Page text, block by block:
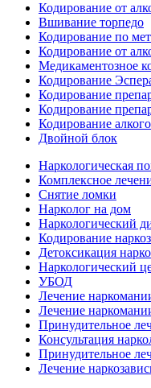
Кодирование от
Вшивание торпедо
Кодирование по
Кодирование от
Медикаментозное
Кодирование
Кодирование
Кодирование
Кодирование
Двойной блок
Наркологическая
Комплексное
Снятие ломки
Нарколог на дом
Наркологический
Кодирование
Детоксикация
Наркологический
УБОД
Лечение
Лечение
Принудительное
Консультация
Принудительное
Лечение